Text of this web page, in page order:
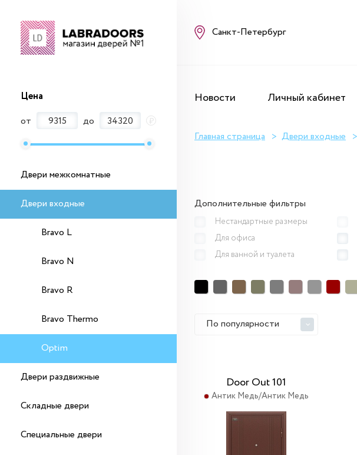
Цена
от
до ₽
Двери межкомнатные
Двери входные
Bravo L
Bravo N
Bravo R
Bravo Thermo
Optim
Двери раздвижные
Складные двери
Специальные двери
Санкт-Петербург
Новости Личный кабинет
Главная страница Двери входные
Дополнительные фильтры
Нестандартные размеры
Для офиса
Для ванной и туалета
По популярности >
Door Out 101
Антик Медь/Антик Медь